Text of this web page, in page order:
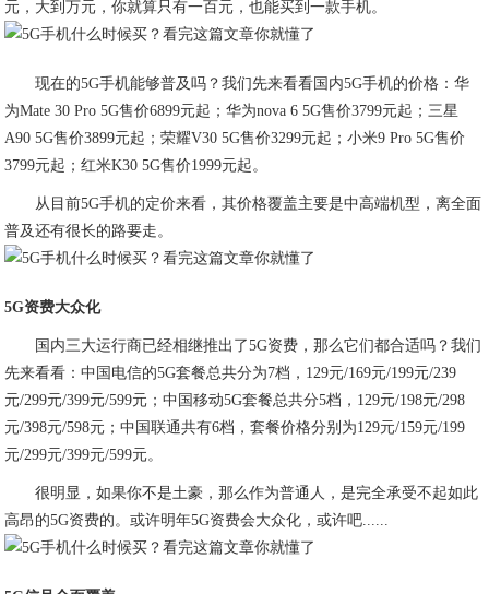
元，大到万元，你就算只有一百元，也能买到一款手机。
现在的5G手机能够普及吗？我们先来看看国内5G手机的价格：华
为Mate 30 Pro 5G售价6899元起；华为nova 6 5G售价3799元起；三星
A90 5G售价3899元起；荣耀V30 5G售价3299元起；小米9 Pro 5G售价
3799元起；红米K30 5G售价1999元起。
从目前5G手机的定价来看，其价格覆盖主要是中高端机型，离全面
普及还有很长的路要走。
5G资费大众化
国内三大运行商已经相继推出了5G资费，那么它们都合适吗？我们
先来看看：中国电信的5G套餐总共分为7档，129元/169元/199元/239
元/299元/399元/599元；中国移动5G套餐总共分5档，129元/198元/298
元/398元/598元；中国联通共有6档，套餐价格分别为129元/159元/199
元/299元/399元/599元。
很明显，如果你不是土豪，那么作为普通人，是完全承受不起如此
高昂的5G资费的。或许明年5G资费会大众化，或许吧......